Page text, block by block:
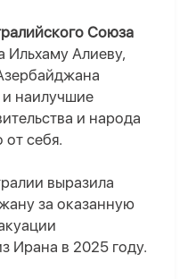
Союза
Ильхаму Алиеву,
и наилучшие
и народа
от себя.
выразила
за оказанную
Ирана в 2025 году.